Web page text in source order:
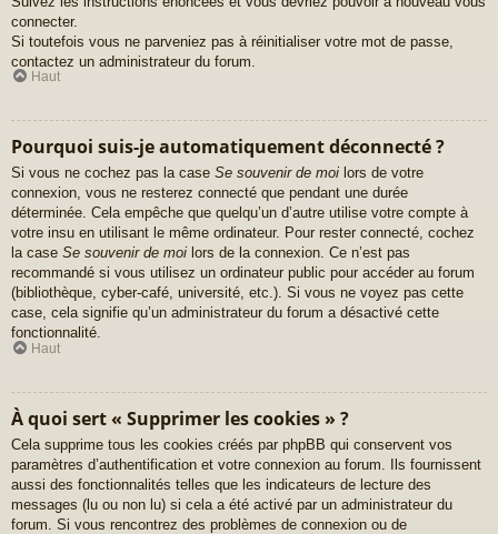
connecter.
Si toutefois vous ne parveniez pas à réinitialiser votre mot de passe,
contactez un administrateur du forum.
Haut
Pourquoi suis-je automatiquement déconnecté ?
Si vous ne cochez pas la case Se souvenir de moi lors de votre
connexion, vous ne resterez connecté que pendant une durée
déterminée. Cela empêche que quelqu’un d’autre utilise votre compte à
votre insu en utilisant le même ordinateur. Pour rester connecté, cochez
la case Se souvenir de moi lors de la connexion. Ce n’est pas
recommandé si vous utilisez un ordinateur public pour accéder au forum
(bibliothèque, cyber-café, université, etc.). Si vous ne voyez pas cette
case, cela signifie qu’un administrateur du forum a désactivé cette
fonctionnalité.
Haut
À quoi sert « Supprimer les cookies » ?
Cela supprime tous les cookies créés par phpBB qui conservent vos
paramètres d’authentification et votre connexion au forum. Ils fournissent
aussi des fonctionnalités telles que les indicateurs de lecture des
messages (lu ou non lu) si cela a été activé par un administrateur du
forum. Si vous rencontrez des problèmes de connexion ou de